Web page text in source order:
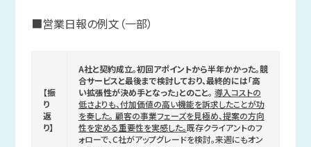
■営業日報の例文（一部）
【振
り
返
り】
A社と契約成立。初回アポイントから半年かかった。競
合サービスと最後まで検討しており、最終的には「高
い拡張性が決め手となった」とのこと。 導入コストの
低さよりも、付加価値の高い機能を訴求したことが功
を奏した。 顧客の事業フェーズを見極め、提案の方向
性を定める重要性を実感した。既存クライアントのフ
ォローで、C社がアップグレードを検討。来週にもオン